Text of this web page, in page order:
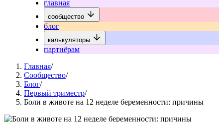
главная
сообщество
блог
калькуляторы
партнёрам
Главная/
Сообщество/
Блог/
Первый триместр/
Боли в животе на 12 неделе беременности: причины